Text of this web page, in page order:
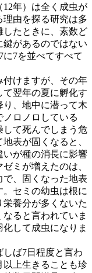
年）は全く成虫が
理由を探る研究は多
したときに、素数ど
鍵があるのではない
7を並べてすべて
けますが、その年
翌年の夏に孵化す
り、地中に潜って木
ロノロしている
して死んでしまう危
表が固くなると、
いが種の消長に影響
ミが増えたのは、
で、固くなった地表
セミの幼虫は根に
養分が多くないた
ると言われていま
して成虫になりま
ば7日程度と言わ
以上生きることも珍